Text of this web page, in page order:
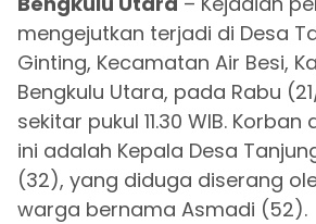
mengejutkan terjadi di Desa
Ginting, Kecamatan Air Besi,
Bengkulu Utara, pada Rabu
sekitar pukul 11.30 WIB.
ini adalah Kepala Desa
(32), yang diduga diserang
warga bernama Asmadi (52).